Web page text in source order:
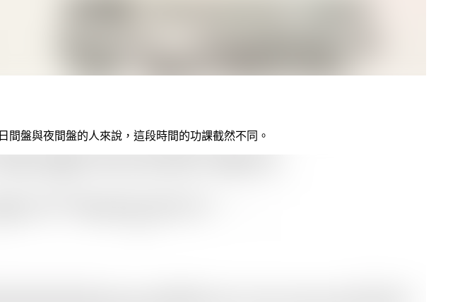
盤與夜間盤的人來說，這段時間的功課截然不同。